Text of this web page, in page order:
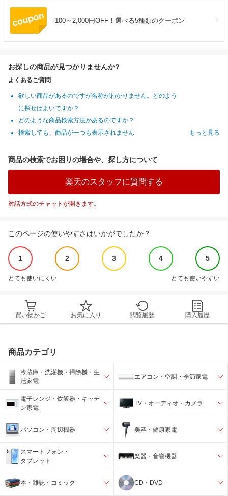
100～2,000円OFF！選べる5種類のクーポン
お探しの商品が見つかりませんか?
よくあるご質問
欲しい商品があるのですが名称がわかりません。どのよう
に探せばよいですか？
どのような商品検索方法があるのですか？
検索しても、商品が一つも表示されません
もっと見る
商品の検索でお困りの場合や、探し方について
楽天のスタッフに質問する
対話方式のチャットが開きます。
このページの使いやすさはいかがでしたか？
1 2 3 4 5
とても使いにくい とても使いやすい
買い物かご お気に入り 閲覧履歴 購入履歴
商品カテゴリ
冷蔵庫・洗濯機・掃除機・生
活家電
エアコン・空調・季節家電
電子レンジ・炊飯器・キッチ
ン家電
TV・オーディオ・カメラ
パソコン・周辺機器 美容・健康家電
スマートフォン・
タブレット
楽器・音響機器
本・雑誌・コミック CD・DVD